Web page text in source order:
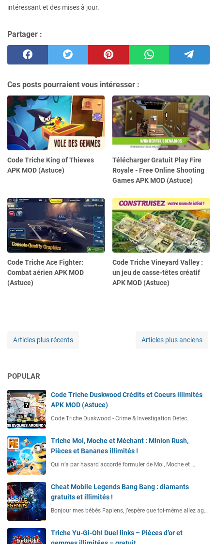
intéressant et des mises à jour.
Partager :
Ces posts pourraient vous intéresser :
Code Triche King of Thieves
APK MOD (Astuce)
Télécharger Gratuit Play Fire
Royale - Free Online Shooting
Games APK MOD (Astuce)
Code Triche Ace Fighter:
Combat aérien APK MOD
(Astuce)
Code Triche Vineyard Valley :
un jeu de casse-têtes créatif
APK MOD (Astuce)
Articles plus récents Articles plus anciens
POPULAR
Code Triche Duskwood Crédits et Coeurs illimités
APK MOD (Astuce)
Code Triche Duskwood - Crime & Investigation Detec…
Triche Moi, Moche et Méchant : Minion Rush,
Pièces et Bananes illimités !
Qui n’a par hasard accordé formuler de Moi, Moche et …
Cheat Mobile Legends Bang Bang : diamants
gratuits et illimités !
Bonjour mes bébés Fapiens, j’espère que toi-même allez ag…
Triche Yu-Gi-Oh! Duel links – Pièces d’or et